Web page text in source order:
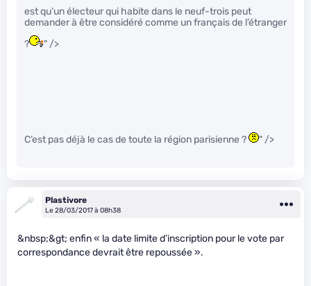
est qu’un électeur qui habite dans le neuf-trois peut
demander à être considéré comme un français de l’étranger
?
" />
C’est pas déjà le cas de toute la région parisienne ? " />
Plastivore
Le 28/03/2017 à 08h38
&nbsp;&gt; enfin « la date limite d’inscription pour le vote par
correspondance devrait être repoussée ».